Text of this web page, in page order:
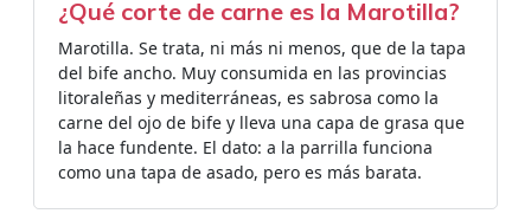
¿Qué corte de carne es la Marotilla?
Marotilla. Se trata, ni más ni menos, que de la tapa
del bife ancho. Muy consumida en las provincias
litoraleñas y mediterráneas, es sabrosa como la
carne del ojo de bife y lleva una capa de grasa que
la hace fundente. El dato: a la parrilla funciona
como una tapa de asado, pero es más barata.